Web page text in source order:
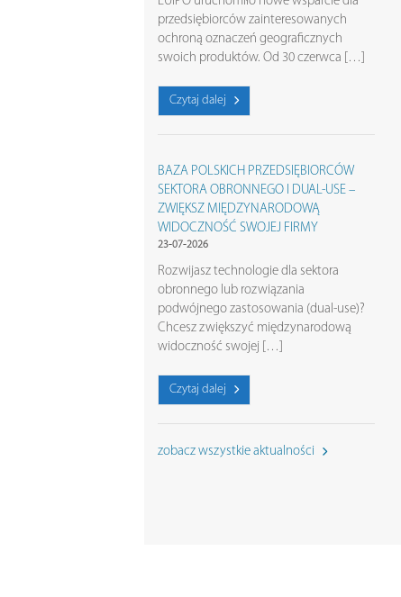
przedsiębiorców zainteresowanych
ochroną oznaczeń geograficznych
swoich produktów. Od 30 czerwca […]
Czytaj dalej
BAZA POLSKICH PRZEDSIĘBIORCÓW
SEKTORA OBRONNEGO I DUAL-USE –
ZWIĘKSZ MIĘDZYNARODOWĄ
WIDOCZNOŚĆ SWOJEJ FIRMY
23-07-2026
Rozwijasz technologie dla sektora
obronnego lub rozwiązania
podwójnego zastosowania (dual-use)?
Chcesz zwiększyć międzynarodową
widoczność swojej […]
Czytaj dalej
zobacz wszystkie aktualności